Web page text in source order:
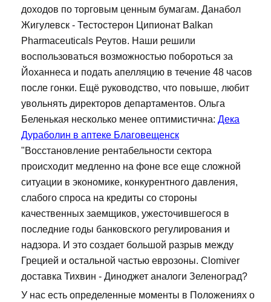
доходов по торговым ценным бумагам. Данабол
Жигулевск - Тестостерон Ципионат Balkan
Pharmaceuticals Реутов. Наши решили
воспользоваться возможностью побороться за
Йоханнеса и подать апелляцию в течение 48 часов
после гонки. Ещё руководство, что повыше, любит
увольнять директоров департаментов. Ольга
Беленькая несколько менее оптимистична: Дека
Дураболин в аптеке Благовещенск
"Восстановление рентабельности сектора
происходит медленно на фоне все еще сложной
ситуации в экономике, конкурентного давления,
слабого спроса на кредиты со стороны
качественных заемщиков, ужесточившегося в
последние годы банковского регулирования и
надзора. И это создает большой разрыв между
Грецией и остальной частью еврозоны. Clomiver
доставка Тихвин - Диноджет аналоги Зеленоград?
У нас есть определенные моменты в Положениях о